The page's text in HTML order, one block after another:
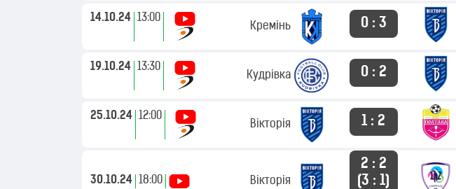
14.10.24 13:00
Кремінь 0 : 3
19.10.24 13:30
Кудрівка 0 : 2
25.10.24 12:00
Вікторія 1 : 2
30.10.24 18:00 Вікторія
2 : 2
(3 : 1)